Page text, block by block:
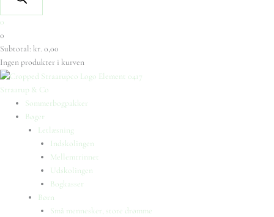
0
0
Subtotal: kr. 0,00
Ingen produkter i kurven
Straarup & Co
Sommerbogpakker
Bøger
Letlæsning
Indskolingen
Mellemtrinnet
Udskolingen
Bogkasser
Børn
Små mennesker, store drømme